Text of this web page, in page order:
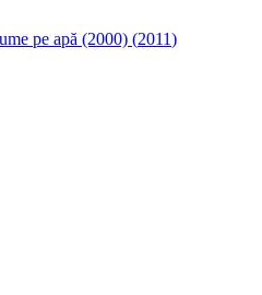
pe apă (2000) (2011)